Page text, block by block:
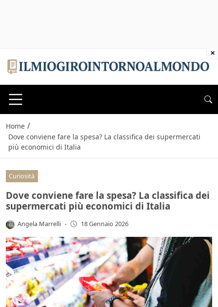
Home /
Dove conviene fare la spesa? La classifica dei supermercati
più economici di Italia
Curiosità
Dove conviene fare la spesa? La classifica dei
supermercati più economici di Italia
Angela Marrelli - 18 Gennaio 2026
×